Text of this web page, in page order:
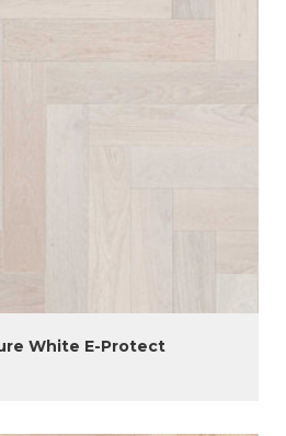
White E-Protect